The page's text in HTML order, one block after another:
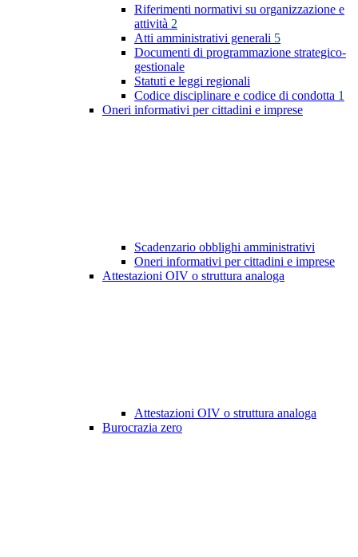
Riferimenti normativi su organizzazione e
attività 2
Atti amministrativi generali 5
Documenti di programmazione strategico-
gestionale
Statuti e leggi regionali
Codice disciplinare e codice di condotta 1
Oneri informativi per cittadini e imprese
Scadenzario obblighi amministrativi
Oneri informativi per cittadini e imprese
Attestazioni OIV o struttura analoga
Attestazioni OIV o struttura analoga
Burocrazia zero